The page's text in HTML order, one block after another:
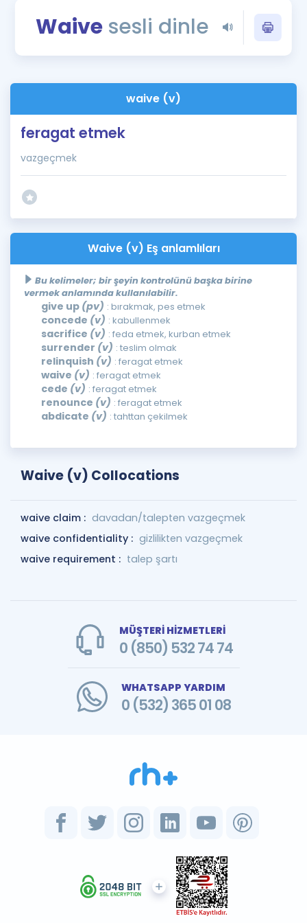
Blog
İngilizce Gramer
Waivesesli dinle
waive (v)
feragat etmek
vazgeçmek
Waive (v) Eş anlamlıları
Bu kelimeler; bir şeyin kontrolünü başka birine
vermek anlamında kullanılabilir.
give up (pv) : bırakmak, pes etmek
concede (v) : kabullenmek
sacrifice (v) : feda etmek, kurban etmek
surrender (v) : teslim olmak
relinquish (v) : feragat etmek
waive (v) : feragat etmek
cede (v) : feragat etmek
renounce (v) : feragat etmek
abdicate (v) : tahttan çekilmek
Waive (v) Collocations
waive claim : davadan/talepten vazgeçmek
waive confidentiality : gizlilikten vazgeçmek
waive requirement : talep şartı
MÜŞTERİ HİZMETLERİ
0 (850) 532 74 74
WHATSAPP YARDIM
0 (532) 365 01 08